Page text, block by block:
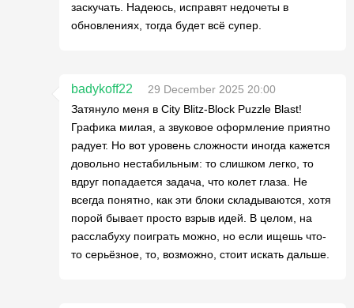
заскучать. Надеюсь, исправят недочеты в
обновлениях, тогда будет всё супер.
badykoff22
29 December 2025 20:00
Затянуло меня в City Blitz-Block Puzzle Blast!
Графика милая, а звуковое оформление приятно
радует. Но вот уровень сложности иногда кажется
довольно нестабильным: то слишком легко, то
вдруг попадается задача, что колет глаза. Не
всегда понятно, как эти блоки складываются, хотя
порой бывает просто взрыв идей. В целом, на
расслабуху поиграть можно, но если ищешь что-
то серьёзное, то, возможно, стоит искать дальше.